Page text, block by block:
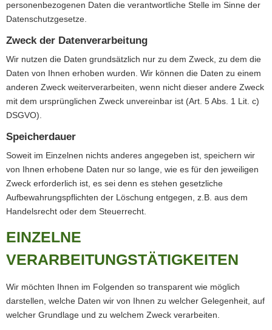
personenbezogenen Daten die verantwortliche Stelle im Sinne der
Datenschutzgesetze.
Zweck der Datenverarbeitung
Wir nutzen die Daten grundsätzlich nur zu dem Zweck, zu dem die
Daten von Ihnen erhoben wurden. Wir können die Daten zu einem
anderen Zweck weiterverarbeiten, wenn nicht dieser andere Zweck
mit dem ursprünglichen Zweck unvereinbar ist (Art. 5 Abs. 1 Lit. c)
DSGVO).
Speicherdauer
Soweit im Einzelnen nichts anderes angegeben ist, speichern wir
von Ihnen erhobene Daten nur so lange, wie es für den jeweiligen
Zweck erforderlich ist, es sei denn es stehen gesetzliche
Aufbewahrungspflichten der Löschung entgegen, z.B. aus dem
Handelsrecht oder dem Steuerrecht.
EINZELNE
VERARBEITUNGSTÄTIGKEITEN
Wir möchten Ihnen im Folgenden so transparent wie möglich
darstellen, welche Daten wir von Ihnen zu welcher Gelegenheit, auf
welcher Grundlage und zu welchem Zweck verarbeiten.